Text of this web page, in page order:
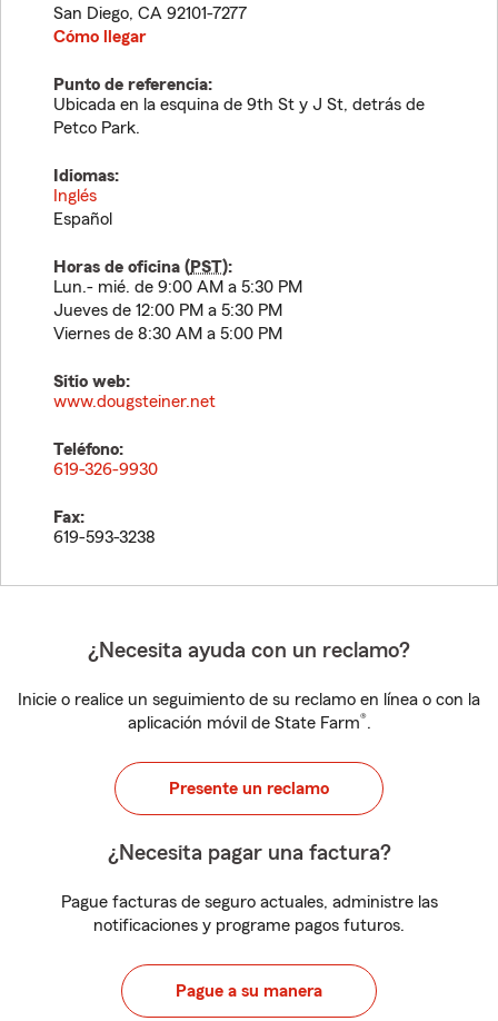
San Diego, CA 92101-7277
Cómo llegar
Punto de referencia:
Ubicada en la esquina de 9th St y J St, detrás de
Petco Park.
Idiomas:
Inglés
Español
Horas de oficina (PST):
Lun.- mié. de 9:00 AM a 5:30 PM
Jueves de 12:00 PM a 5:30 PM
Viernes de 8:30 AM a 5:00 PM
Sitio web:
www.dougsteiner.net
Teléfono:
619-326-9930
Fax:
619-593-3238
¿Necesita ayuda con un reclamo?
Inicie o realice un seguimiento de su reclamo en línea o con la
aplicación móvil de State Farm®.
Presente un reclamo
¿Necesita pagar una factura?
Pague facturas de seguro actuales, administre las
notificaciones y programe pagos futuros.
Pague a su manera